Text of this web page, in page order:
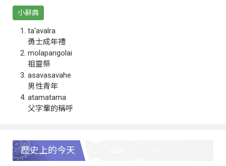
小辭典
ta‘avalra
勇士成年禮
molapangolai
祖靈祭
asavasavahe
男性青年
atamatama
父字輩的稱呼
歷史上的今天